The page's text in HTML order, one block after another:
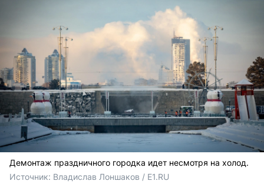
Демонтаж праздничного городка идет несмотря на холод.
Источник: Владислав Лоншаков / E1.RU